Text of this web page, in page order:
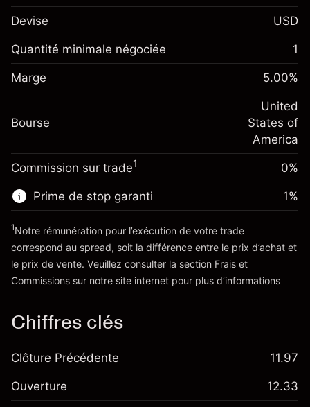
Marge. Votre
investissement
Ajustement des fonds de
Frais sur la valeur totale de la
-0.021568
%
(-$4.31)
Taille de la position avec effet de levier
Valeur nominale avec effet de levier
Marge. Votre
$1,000.00
de overnight
position
-0.000654
%
(-$0.13)
Taille de la position avec effet de levier
~$20,000.00
Valeur nominale avec effet de levier
Vers la plateforme
Devise USD
Quantité minimale négociée 1
Marge 5.00%
Bourse
United
States of
America
Commission sur trade1 0%
Prime de stop garanti
'Tarifs et Frais
1%
1Notre rémunération pour l’exécution de votre trade
correspond au spread, soit la différence entre le prix d’achat et
le prix de vente. Veuillez consulter la section Frais et
Commissions sur notre site internet pour plus d’informations
Chiffres clés
Clôture Précédente 11.97
Ouverture 12.33